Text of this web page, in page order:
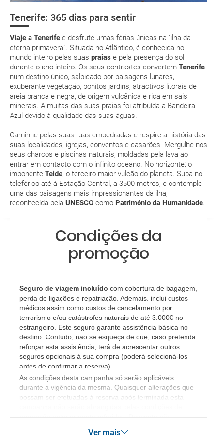
Tenerife: 365 dias para sentir
Viaje a Tenerife e desfrute umas férias únicas na “ilha da
eterna primavera”. Situada no Atlântico, é conhecida no
mundo inteiro pelas suas praias e pela presença do sol
durante o ano inteiro. Os seus contrastes convertem Tenerife
num destino único, salpicado por paisagens lunares,
exuberante vegetação, bonitos jardins, atractivos litorais de
areia branca e negra, de origem vulcânica e rica em sais
minerais. A muitas das suas praias foi atribuída a Bandeira
Azul devido à qualidade das suas águas.
Caminhe pelas suas ruas empedradas e respire a história das
suas localidades, igrejas, conventos e casarões. Mergulhe nos
seus charcos e piscinas naturais, moldadas pela lava ao
entrar em contacto com o infinito oceano. No horizonte: o
imponente Teide, o terceiro maior vulcão do planeta. Suba no
teleférico até à Estação Central, a 3500 metros, e contemple
uma das paisagens mais impressionantes da ilha,
reconhecida pela UNESCO como Património da Humanidade
Primavera". Um privilegiado clima que lhe permitirá desfrutar
actividades ao ar livre, banhar-se em paradisíacas praias,
mágicas excursões. Imagina desfrutar o Verão em pleno
Inverno? Não se esqueça do fato de banho e do protector
solar!
O clima em Tenerife é temperado durante o ano inteiro.
Nos meses de Verão o calor é mais intenso e a ilha
recebe mais turistas.
Não estranhe se sentir que a temperatura varia em
poucos quilómetros! Quando subir ao Teide, leve roupa
quente.
ano no sul e mais precipitações e humidade no norte.
Junto ao mar e dentro de água os raio solares são
igualmente intensos. Proteja-se com protector solar!
As suas cálidas temperatura invernais converteram
Tenerife num dos destinos mais frequentados da Europa.
JAN FEV
15.1 °C
MAR
15.6 °C
ABR
Assistência Sanitária
Moeda e aduanas
suplemento extra
pacote de
férias
Posso cancelar ou modificar a reserva da viagem?
cancelamento ou modificação da viagem?
Que validade deve ter o meu passaporte para viajar
para...?
Com quanta antecedência tenho de estar no
Como posso reservar uma viagem de pacote de
a viagem?
Como sei se há lugares disponíveis na viagem que
quero reservar?
Se tenho os transfers incluídos, onde me devo
dirigir?
A minha reserva inclui algum seguro de viagem?
Condições da
promoção
Seguro de viagem incluído com cobertura de bagagem,
perda de ligações e repatriação. Ademais, inclui custos
médicos assim como custos de cancelamento por
terrorismo e/ou catástrofes naturais de até 3.000€ no
estrangeiro. Este seguro garante assistência básica no
destino. Contudo, não se esqueça de que, caso pretenda
reforçar esta assistência, terá de acrescentar outros
seguros opcionais à sua compra (poderá selecioná-los
antes de confirmar a reserva).
​As condições desta campanha só serão aplicáveis
durante a vigência da mesma. Quaisquer alterações que
possam ser efetuadas à reserva após terminada esta
Ver mais